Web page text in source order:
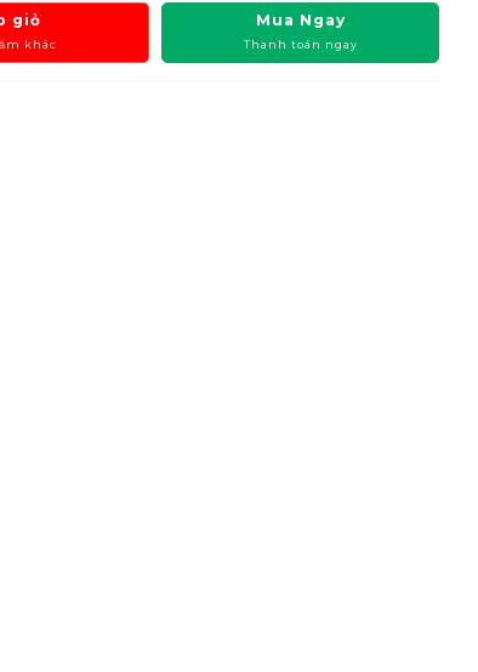
giỏ
khác
Mua Ngay
Thanh toán ngay